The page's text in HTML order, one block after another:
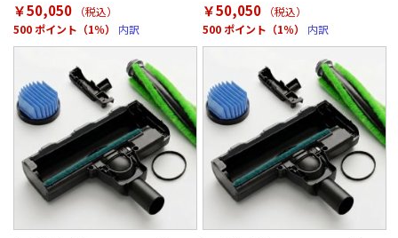
￥50,050
（税込）
500 ポイント（1％）
内訳
￥50,050
（税込）
500 ポイント（1％）
内訳